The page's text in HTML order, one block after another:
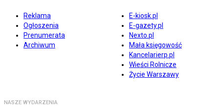
Reklama
Ogłoszenia
Prenumerata
Archiwum
E-kiosk.pl
E-gazety.pl
Nexto.pl
Mała księgowość
Kancelarierp.pl
Wieści Rolnicze
Życie Warszawy
NASZE WYDARZENIA